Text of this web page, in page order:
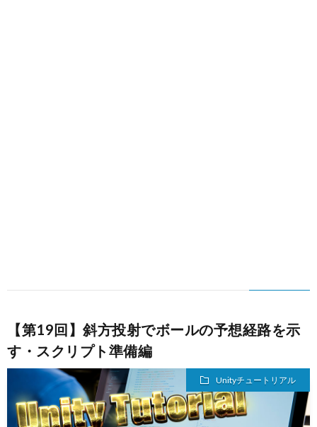
【第19回】斜方投射でボールの予想経路を示
す・スクリプト準備編
Unityチュートリアル